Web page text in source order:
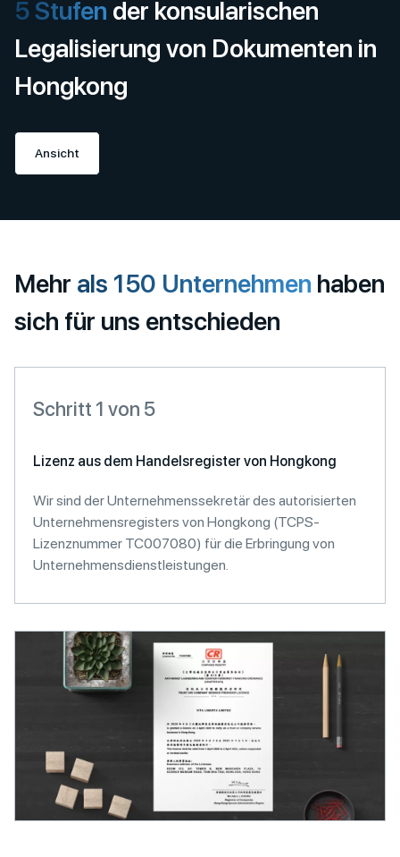
5 Stufen der konsularischen
Legalisierung von Dokumenten in
Hongkong
Ansicht
Mehr als 150 Unternehmen haben
sich für uns entschieden
Schritt 1 von 5
Lizenz aus dem Handelsregister von Hongkong
Wir sind der Unternehmenssekretär des autorisierten
Unternehmensregisters von Hongkong (TCPS-
Lizenznummer TC007080) für die Erbringung von
Unternehmensdienstleistungen.